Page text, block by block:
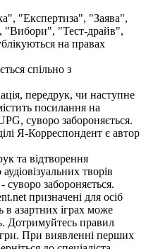
"Експертиза", "Заява",
"Вибори", "Тест-драйв",
на правах
спільно з
передрук, чи наступне
посилання на
суворо забороняється.
Я-Корреспондент є автор
та відтворення
творів
суворо забороняється.
призначені для осіб
азартних іграх може
Дотримуйтесь правил
гри. При виявленні перших